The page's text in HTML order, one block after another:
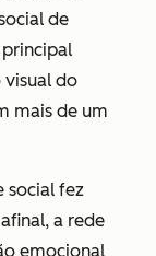
de
do
mais de um
social fez
a rede
emocional